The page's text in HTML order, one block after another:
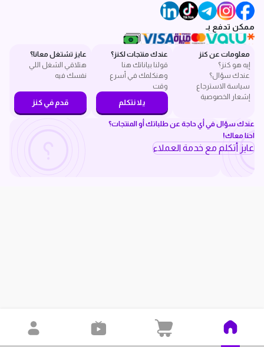
ممكن تدفع بـ
معلومات عن كنز
إيه هو كنز؟
عندك سؤال؟
سياسة الاسترجاع
إشعار الخصوصية
عندك منتجات لكنز؟
قولنا بياناتك هنا
وهنكلمك في أسرع
وقت
يلا نتكلم
عايز تشتغل معانا؟
هتلاقي الشغل اللي
نفسك فيه
قدم في كنز
عندك سؤال في أي حاجة عن طلباتك أو المنتجات؟
احنا معاك!
عايز أتكلم مع خدمة العملاء